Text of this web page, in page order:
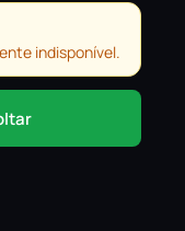
indisponível.